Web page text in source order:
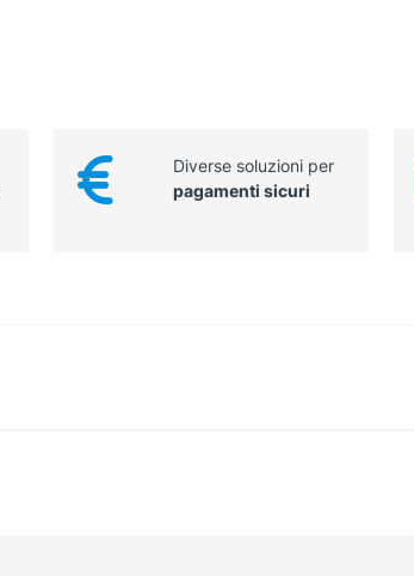
Diverse soluzioni per
pagamenti sicuri